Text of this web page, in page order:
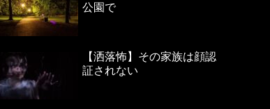
公園で
【洒落怖】その家族は顔認
証されない